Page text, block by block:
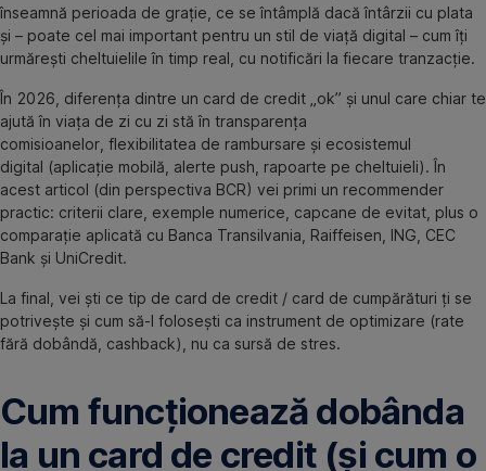
înseamnă perioada de grație, ce se întâmplă dacă întârzii cu plata
și – poate cel mai important pentru un stil de viață digital – cum îți
urmărești cheltuielile în timp real, cu notificări la fiecare tranzacție.
În 2026, diferența dintre un card de credit „ok” și unul care chiar te
ajută în viața de zi cu zi stă în transparența
comisioanelor, flexibilitatea de rambursare și ecosistemul
digital (aplicație mobilă, alerte push, rapoarte pe cheltuieli). În
acest articol (din perspectiva BCR) vei primi un recommender
practic: criterii clare, exemple numerice, capcane de evitat, plus o
comparație aplicată cu Banca Transilvania, Raiffeisen, ING, CEC
Bank și UniCredit.
La final, vei ști ce tip de card de credit / card de cumpărături ți se
potrivește și cum să-l folosești ca instrument de optimizare (rate
fără dobândă, cashback), nu ca sursă de stres.
Cum funcționează dobânda
la un card de credit (și cum o